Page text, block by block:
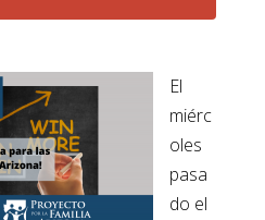
El
miérc
oles
pasa
do el